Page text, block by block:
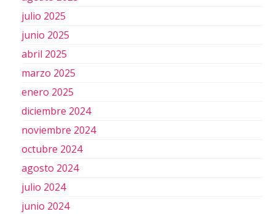
julio 2025
junio 2025
abril 2025
marzo 2025
enero 2025
diciembre 2024
noviembre 2024
octubre 2024
agosto 2024
julio 2024
junio 2024